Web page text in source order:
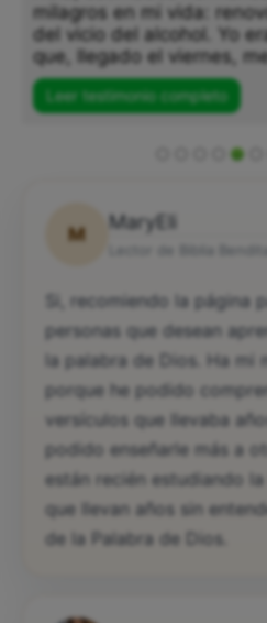
milagros en mi vida:
del vicio del alcohol. Yo
que, llegado el viernes,
Leer testimonio completo
M
MaryEli
Si, recomiendo la página
personas que desean
la palabra de Dios. Ha mi
porque he podido
versículos que llevaba
podido enseñarle más a
están recién estudiando
que llevan años sin
de la Palabra de Dios.